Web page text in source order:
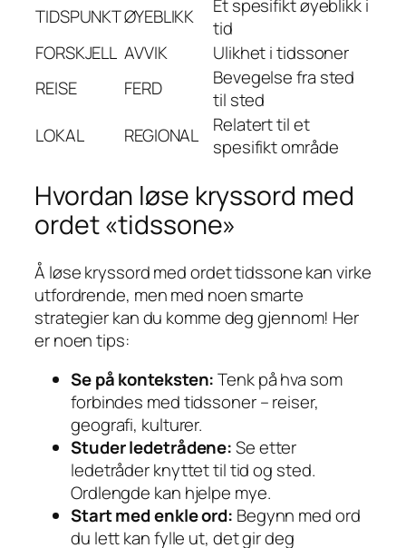
TIDSPUNKTØYEBLIKK
Et spesifikt øyeblikk i
tid
FORSKJELL AVVIK
Ulikhet i tidssoner
REISE
FERD
Bevegelse fra sted
til sted
LOKAL
REGIONAL
Relatert til et
spesifikt område
Hvordan løse kryssord med
ordet «tidssone»
Å løse kryssord med ordet tidssone kan virke
utfordrende, men med noen smarte
strategier kan du komme deg gjennom! Her
er noen tips:
Se på konteksten:Tenk på hva som
forbindes med tidssoner – reiser,
geografi, kulturer.
Studer ledetrådene:Se etter
ledetråder knyttet til tid og sted.
Ordlengde kan hjelpe mye.
Start med enkle ord: Begynn med ord
du lett kan fylle ut, det gir deg